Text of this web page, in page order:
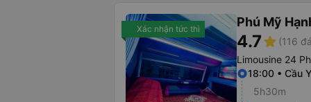
Xác nhận tức thì Phú Mỹ
4.7star (116
Limousine 24
18:00 • Cầu
5h30m